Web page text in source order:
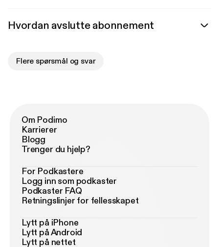
Hvordan avslutte abonnement
Flere spørsmål og svar
Om Podimo
Karrierer
Blogg
Trenger du hjelp?
For Podkastere
Logg inn som podkaster
Podkaster FAQ
Retningslinjer for fellesskapet
Lytt på iPhone
Lytt på Android
Lytt på nettet